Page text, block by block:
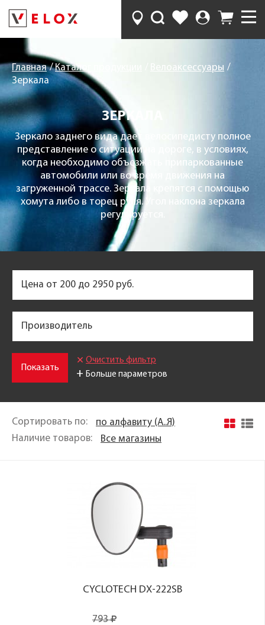
Главная Каталог продукции
Велоаксессуары
Зеркала
ЗЕРКАЛА
Зеркало заднего вида дает велосипедисту полное
представление о ситуации на дороге, в условиях,
когда необходимо объезжать припаркованные
автомобили или во время движения на
загруженной трассе. Зеркала крепятся с помощью
хомута либо в торец руля. Угол наклона зеркала
регулируется.
Цена от 200 до 2950 руб.
Производитель
Показать
Очистить фильтр
+ Больше параметров
Сортировать по:
по алфавиту (A..Я)
Наличие товаров:
Все магазины
CYCLOTECH DX-222SB
793